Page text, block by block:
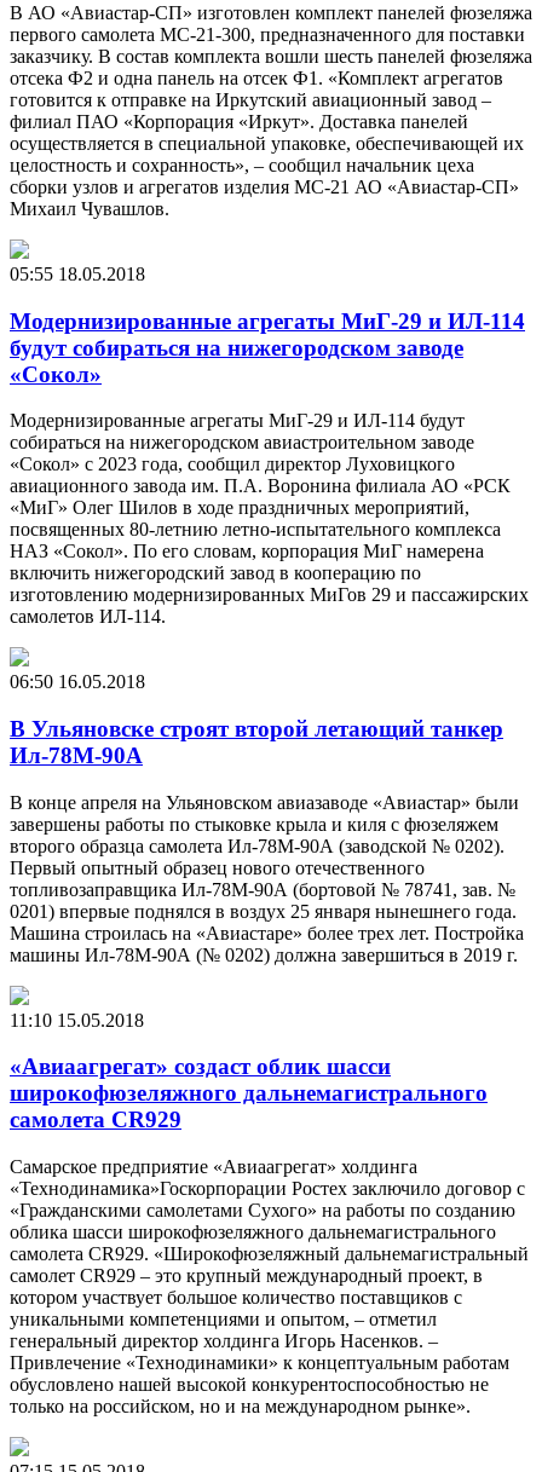
В АО «Авиастар-СП» изготовлен комплект панелей фюзеляжа
первого самолета МС-21-300, предназначенного для поставки
заказчику. В состав комплекта вошли шесть панелей фюзеляжа
отсека Ф2 и одна панель на отсек Ф1. «Комплект агрегатов
готовится к отправке на Иркутский авиационный завод –
филиал ПАО «Корпорация «Иркут». Доставка панелей
осуществляется в специальной упаковке, обеспечивающей их
целостность и сохранность», – сообщил начальник цеха
сборки узлов и агрегатов изделия МС-21 АО «Авиастар-СП»
Михаил Чувашлов.
05:55 18.05.2018
Модернизированные агрегаты МиГ-29 и ИЛ-114
будут собираться на нижегородском заводе
«Сокол»
Модернизированные агрегаты МиГ-29 и ИЛ-114 будут
собираться на нижегородском авиастроительном заводе
«Сокол» с 2023 года, сообщил директор Луховицкого
авиационного завода им. П.А. Воронина филиала АО «РСК
«МиГ» Олег Шилов в ходе праздничных мероприятий,
посвященных 80-летнию летно-испытательного комплекса
НАЗ «Сокол». По его словам, корпорация МиГ намерена
включить нижегородский завод в кооперацию по
изготовлению модернизированных МиГов 29 и пассажирских
самолетов ИЛ-114.
06:50 16.05.2018
В Ульяновске строят второй летающий танкер
Ил-78М-90А
В конце апреля на Ульяновском авиазаводе «Авиастар» были
завершены работы по стыковке крыла и киля с фюзеляжем
второго образца самолета Ил-78М-90А (заводской № 0202).
Первый опытный образец нового отечественного
топливозаправщика Ил-78М-90А (бортовой № 78741, зав. №
0201) впервые поднялся в воздух 25 января нынешнего года.
Машина строилась на «Авиастаре» более трех лет. Постройка
машины Ил-78М-90А (№ 0202) должна завершиться в 2019 г.
11:10 15.05.2018
«Авиаагрегат» создаст облик шасси
широкофюзеляжного дальнемагистрального
самолета CR929
Самарское предприятие «Авиаагрегат» холдинга
«Технодинамика»Госкорпорации Ростех заключило договор с
«Гражданскими самолетами Сухого» на работы по созданию
облика шасси широкофюзеляжного дальнемагистрального
самолета CR929. «Широкофюзеляжный дальнемагистральный
самолет CR929 – это крупный международный проект, в
котором участвует большое количество поставщиков с
уникальными компетенциями и опытом, – отметил
генеральный директор холдинга Игорь Насенков. –
Привлечение «Технодинамики» к концептуальным работам
обусловлено нашей высокой конкурентоспособностью не
только на российском, но и на международном рынке».